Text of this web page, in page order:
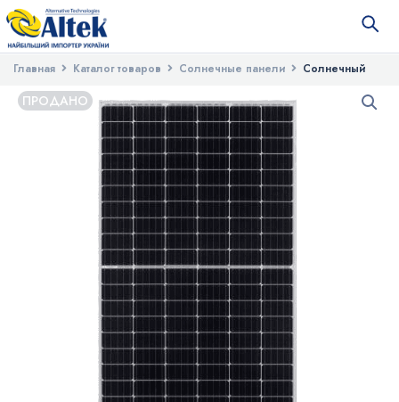
Главная Каталог товаров Солнечные панели
Солнечный
фотоэлектрический модуль Altek ALM-285M-120
ПРОДАНО